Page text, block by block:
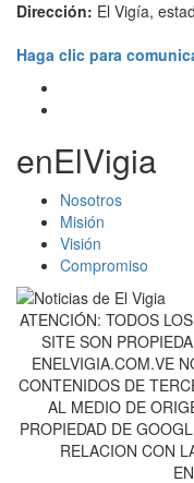
Dirección: El Vigía,
Haga clic para
enElVigia
Nosotros
Misión
Visión
Compromiso
ATENCIÓN: TODOS
SITE SON
ENELVIGIA.COM.VE
CONTENIDOS DE
AL MEDIO DE
PROPIEDAD DE
RELACION CON